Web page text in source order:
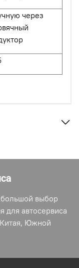
через
большой выбор
для автосервиса
Южной